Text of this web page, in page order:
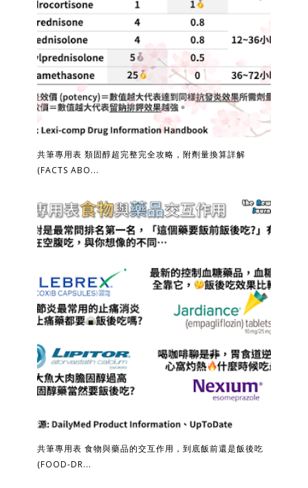
共筆專用表 類固醇超完整完全攻略，附劑量換算詳解
(FACTS ABO...
共筆專用表 食物與藥品的交互作用，到底飯前還是飯後吃
(FOOD-DR...